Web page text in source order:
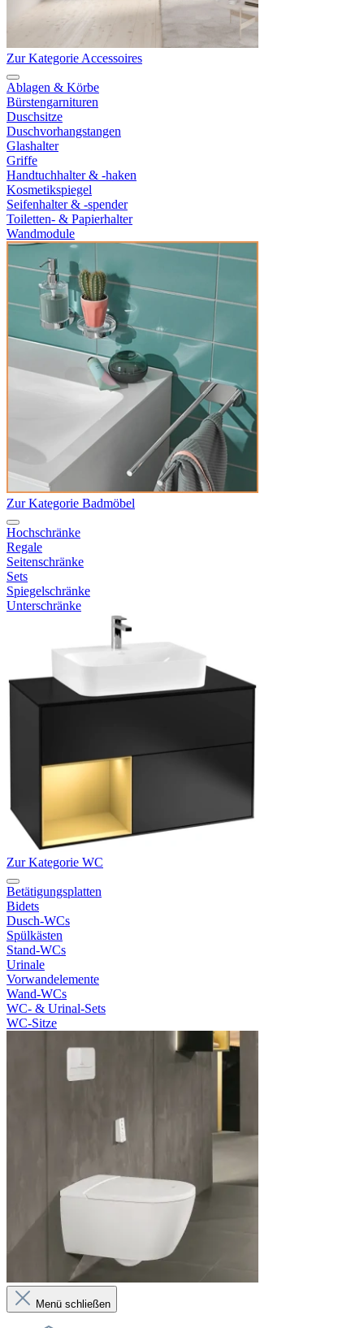
Zur Kategorie Accessoires
Ablagen & Körbe
Bürstengarnituren
Duschsitze
Duschvorhangstangen
Glashalter
Griffe
Handtuchhalter & -haken
Kosmetikspiegel
Seifenhalter & -spender
Toiletten- & Papierhalter
Wandmodule
Zur Kategorie Badmöbel
Hochschränke
Regale
Seitenschränke
Sets
Spiegelschränke
Unterschränke
Zur Kategorie WC
Betätigungsplatten
Bidets
Dusch-WCs
Spülkästen
Stand-WCs
Urinale
Vorwandelemente
Wand-WCs
WC- & Urinal-Sets
WC-Sitze
Menü schließen